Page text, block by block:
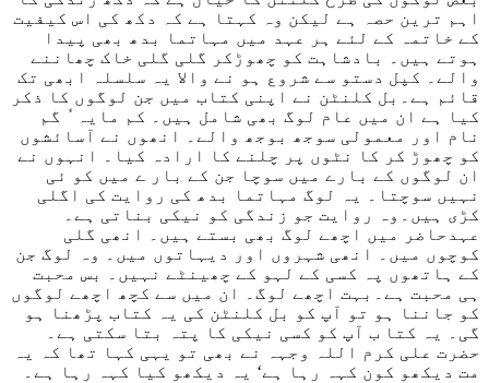
اہم ترین حصہ ہے لیکن وہ کہتا ہے کہ دکھ کی اس کیفیت
کے خاتمہ کے لئے ہر عہد میں مہاتما بدھ بھی پیدا
ہوتے ہیں۔ بادشاہت کو چھوڑکر گلی گلی خاک چھاننے
والے۔ کپل دستو سے شروع ہو نے والا یہ سلسلہ ابھی تک
قائم ہے۔بل کلنٹن نے اپنی کتاب میں جن لوگوں کا ذکر
کیا ہے ان میں عام لوگ بھی شامل ہیں۔ کم مایہ ٗ گم
نام اور معمولی سوجھ بوجھ والے۔ انھوں نے آسائشوں
کو چھوڑ کر کا نٹوں پر چلنے کا ارادہ کیا۔ انہوں نے
ان لوگوں کے بارے میں سوچا جن کے بار ے میں کو ئی
نہیں سوچتا۔ یہ لوگ مہاتما بدھ کی روایت کی اگلی
کڑی ہیں۔وہ روایت جو زندگی کو نیکی بناتی ہے۔
عہدحاضر میں اچھے لوگ بھی بستے ہیں۔ انھی گلی
کوچوں میں۔ انھی شہروں اور دیہاتوں میں۔ وہ لوگ جن
کے ہاتھوں پہ کسی کے لہو کے چھینٹے نہیں۔ بس محبت
ہی محبت ہے۔بہت اچھے لوگ۔ ان میں سے کچھ اچھے لوگوں
کو جاننا ہو تو آپ کو بل کلنٹن کی یہ کتاب پڑھنا ہو
گی۔ یہ کتا ب آپ کو کسی نیکی کا پتہ بتا سکتی ہے۔
حضرت علی کرم اللہ وجہہ نے بھی تو یہی کہا تھا کہ یہ
مت دیکھو کون کہہ رہا ہے‘ یہ دیکھو کیا کہہ رہا ہے۔